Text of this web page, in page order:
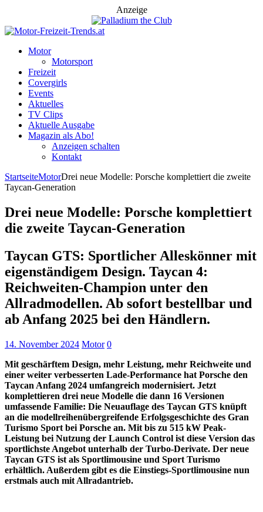
Anzeige
Motor
Motorsport
Freizeit
Covergirls
Events
Aktuelles
TV Clips
Aktuelle Ausgabe
Magazin als Abo!
Anzeigen schalten
Kontakt
StartseiteMotorDrei neue Modelle: Porsche komplettiert die zweite
Taycan-Generation
Drei neue Modelle: Porsche komplettiert
die zweite Taycan-Generation
Taycan GTS: Sportlicher Alleskönner mit
eigenständigem Design. Taycan 4:
Reichweiten-Champion unter den
Allradmodellen. Ab sofort bestellbar und
ab Anfang 2025 bei den Händlern.
14. November 2024 Motor 0
Mit geschärftem Design, mehr Leistung, mehr Reichweite und
einer weiter verbesserten Lade-Performance hat Porsche den
Taycan Anfang 2024 umfangreich modernisiert. Jetzt
komplettieren drei neue Modelle die dann 16 Versionen
umfassende Familie: Die Neuauflage des Taycan GTS knüpft
an die modellreihenübergreifende Erfolgsgeschichte des Gran
Turismo Sport bei Porsche an. Mit bis zu 515 kW Peak-
Leistung bei Nutzung der Launch Control ist diese Version das
sportlichste Angebot unterhalb der Turbo-Derivate. Der neue
Taycan GTS ist als Sportlimousine und Sport Turismo
erhältlich. Außerdem gibt es die Einstiegs-Sportlimousine nun
erstmals auch mit Allradantrieb.